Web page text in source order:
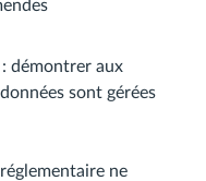
démontrer aux
sont gérées
ne